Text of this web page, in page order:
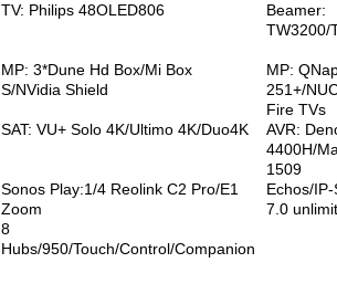
TV: Philips 48OLED806
Beamer:
TW3200/
MP: 3*Dune Hd Box/Mi Box
S/NVidia Shield
MP:
251+/
Fire TVs
SAT: VU+ Solo 4K/Ultimo 4K/Duo4K
AVR:
4400H/
1509
Sonos Play:1/4 Reolink C2 Pro/E1
Zoom
Echos/
7.0
8
Hubs/950/Touch/Control/Companion